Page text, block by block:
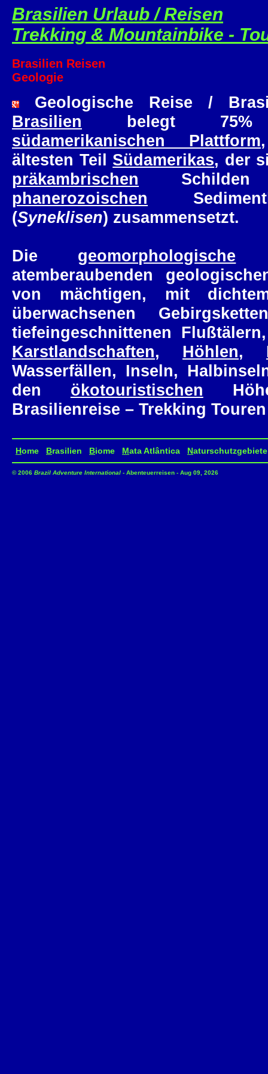
Brasilien Urlaub / Reisen
Trekking & Mountainbike -
Brasilien Reisen
Geologie
Geologische Reise /
Brasilien belegt
südamerikanischen Plattform
ältesten Teil Südamerikas, der
präkambrischen
phanerozoischen
(Syneklisen) zusammensetzt.
Die geomorphologische
atemberaubenden
von mächtigen, mit
überwachsenen
tiefeingeschnittenen
Karstlandschaften, Höhlen,
Wasserfällen, Inseln,
den ökotouristischen
Brasilienreise – Trekking
Home Brasilien Biome Mata Atlântica Naturschutzgebiete
© 2006 Brazil Adventure International - Abenteuerreisen - Aug 09, 2026